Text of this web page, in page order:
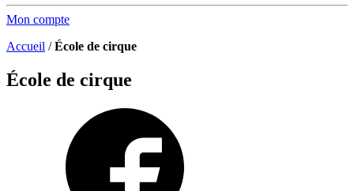
Mon compte
Accueil /École de cirque
École de cirque